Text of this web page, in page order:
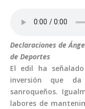
Declaraciones de
de Deportes
El edil ha
inversión que
sanroqueños.
labores de